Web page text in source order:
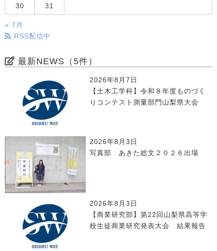
30 31
« 7月
RSS配信中
最新NEWS（5件）
2026年8月7日
【土木工学科】令和８年度ものづく
りコンテスト測量部門山梨県大会
2026年8月3日
写真部 あきた総文２０２６出場
2026年8月3日
【商業研究部】第22回山梨県高等学
校生徒商業研究発表大会 結果報告